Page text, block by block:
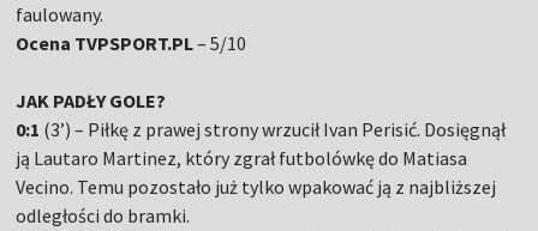
faulowany.
Ocena TVPSPORT.PL– 5/10
JAK PADŁY GOLE?
0:1 (3’) – Piłkę z prawej strony wrzucił Ivan Perisić. Dosięgnął
ją Lautaro Martinez, który zgrał futbolówkę do Matiasa
Vecino. Temu pozostało już tylko wpakować ją z najbliższej
odległości do bramki.